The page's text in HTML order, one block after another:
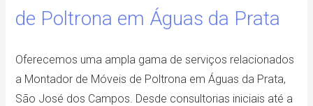
de Poltrona em Águas da Prata
Oferecemos uma ampla gama de serviços relacionados
a Montador de Móveis de Poltrona em Águas da Prata,
São José dos Campos. Desde consultorias iniciais até a